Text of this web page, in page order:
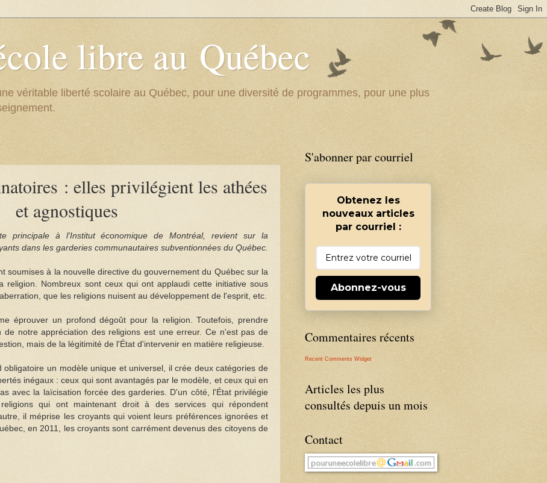
libre au Québec
véritable liberté scolaire au Québec, pour une diversité de programmes, pour une plus
: elles privilégient les athées
et agnostiques
principale à l'Institut économique de Montréal, revient sur la
dans les garderies communautaires subventionnées du Québec.
soumises à la nouvelle directive du gouvernement du Québec sur la
religion. Nombreux sont ceux qui ont applaudi cette initiative sous
que les religions nuisent au développement de l'esprit, etc.
éprouver un profond dégoût pour la religion. Toutefois, prendre
de notre appréciation des religions est une erreur. Ce n'est pas de
mais de la légitimité de l'État d'intervenir en matière religieuse.
un modèle unique et universel, il crée deux catégories de
inégaux : ceux qui sont avantagés par le modèle, et ceux qui en
avec la laïcisation forcée des garderies. D'un côté, l'État privilégie
qui ont maintenant droit à des services qui répondent
il méprise les croyants qui voient leurs préférences ignorées et
en 2011, les croyants sont carrément devenus des citoyens de
S'abonner par courriel
Obtenez les
nouveaux articles
par courriel :
Abonnez-vous
Commentaires récents
Recent Comments Widget
Articles les plus
consultés depuis un mois
Contact